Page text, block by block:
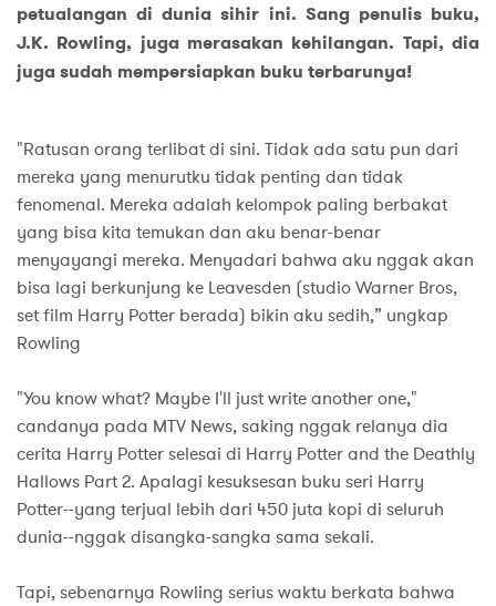
petualangan di dunia sihir ini. Sang penulis buku,
J.K. Rowling, juga merasakan kehilangan. Tapi, dia
juga sudah mempersiapkan buku terbarunya!
"Ratusan orang terlibat di sini. Tidak ada satu pun dari
mereka yang menurutku tidak penting dan tidak
fenomenal. Mereka adalah kelompok paling berbakat
yang bisa kita temukan dan aku benar-benar
menyayangi mereka. Menyadari bahwa aku nggak akan
bisa lagi berkunjung ke Leavesden (studio Warner Bros,
set film Harry Potter berada) bikin aku sedih,” ungkap
Rowling
"You know what? Maybe I'll just write another one,"
candanya pada MTV News, saking nggak relanya dia
cerita Harry Potter selesai di Harry Potter and the Deathly
Hallows Part 2. Apalagi kesuksesan buku seri Harry
Potter--yang terjual lebih dari 450 juta kopi di seluruh
dunia--nggak disangka-sangka sama sekali.
Tapi, sebenarnya Rowling serius waktu berkata bahwa